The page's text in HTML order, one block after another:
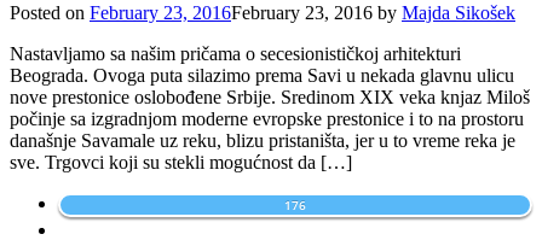
Posted on February 23, 2016February 23, 2016 by Majda Sikošek
Nastavljamo sa našim pričama o secesionističkoj arhitekturi
Beograda. Ovoga puta silazimo prema Savi u nekada glavnu ulicu
nove prestonice oslobođene Srbije. Sredinom XIX veka knjaz Miloš
počinje sa izgradnjom moderne evropske prestonice i to na prostoru
današnje Savamale uz reku, blizu pristaništa, jer u to vreme reka je
sve. Trgovci koji su stekli mogućnost da […]
176